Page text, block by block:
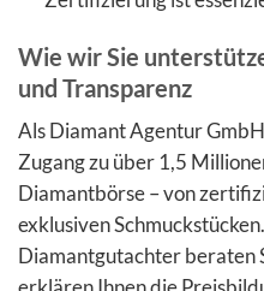
Wie wir Sie
und Transparenz
Als Diamant Agentur
Zugang zu über 1,5
Diamantbörse – von
exklusiven
Diamantgutachter beraten